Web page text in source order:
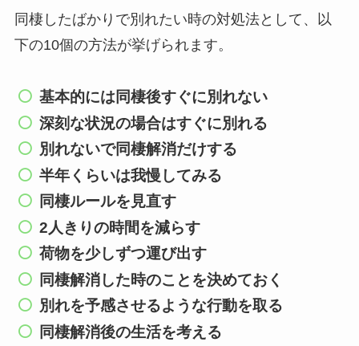
同棲したばかりで別れたい時の対処法として、以
下の10個の方法が挙げられます。
基本的には同棲後すぐに別れない
深刻な状況の場合はすぐに別れる
別れないで同棲解消だけする
半年くらいは我慢してみる
同棲ルールを見直す
2人きりの時間を減らす
荷物を少しずつ運び出す
同棲解消した時のことを決めておく
別れを予感させるような行動を取る
同棲解消後の生活を考える